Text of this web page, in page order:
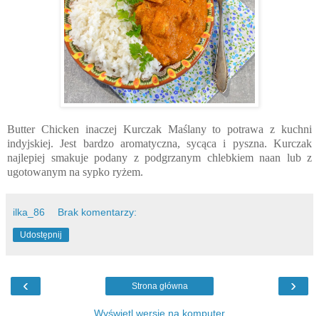
Butter Chicken inaczej Kurczak Maślany to potrawa z kuchni
indyjskiej. Jest bardzo aromatyczna, sycąca i pyszna. Kurczak
najlepiej smakuje podany z podgrzanym chlebkiem naan lub z
ugotowanym na sypko ryżem.
ilka_86 Brak komentarzy:
Udostępnij
‹ ›
Strona główna
Wyświetl wersję na komputer